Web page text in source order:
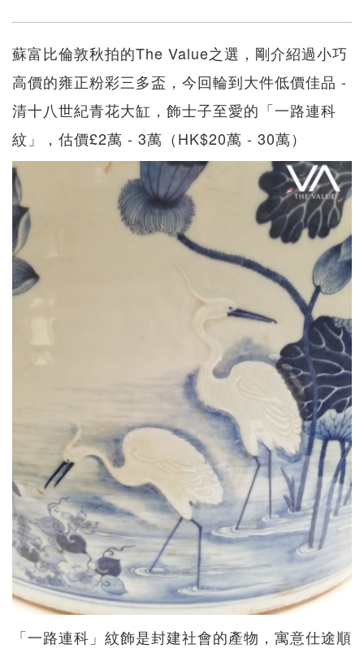
蘇富比倫敦秋拍的The Value之選，剛介紹過小巧
高價的雍正粉彩三多盃，今回輪到大件低價佳品 -
清十八世紀青花大缸，飾士子至愛的「一路連科
紋」，估價£2萬 - 3萬（HK$20萬 - 30萬）
「一路連科」紋飾是封建社會的產物，寓意仕途順